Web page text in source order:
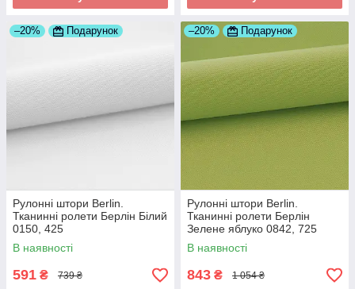
–20% Подарунок
Рулонні штори Berlin.
Тканинні ролети Берлін Білий
0150, 425
В наявності
591 ₴ 739 ₴
–20% Подарунок
Рулонні штори Berlin.
Тканинні ролети Берлін
Зелене яблуко 0842, 725
В наявності
843 ₴ 1 054 ₴